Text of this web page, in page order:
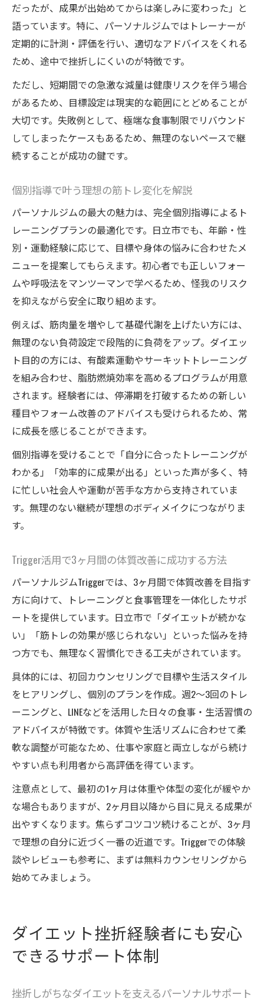
だったが、成果が出始めてからは楽しみに変わった」と
語っています。特に、パーソナルジムではトレーナーが
定期的に計測・評価を行い、適切なアドバイスをくれる
ため、途中で挫折しにくいのが特徴です。
ただし、短期間での急激な減量は健康リスクを伴う場合
があるため、目標設定は現実的な範囲にとどめることが
大切です。失敗例として、極端な食事制限でリバウンド
してしまったケースもあるため、無理のないペースで継
続することが成功の鍵です。
個別指導で叶う理想の筋トレ変化を解説
パーソナルジムの最大の魅力は、完全個別指導によるト
レーニングプランの最適化です。日立市でも、年齢・性
別・運動経験に応じて、目標や身体の悩みに合わせたメ
ニューを提案してもらえます。初心者でも正しいフォー
ムや呼吸法をマンツーマンで学べるため、怪我のリスク
を抑えながら安全に取り組めます。
例えば、筋肉量を増やして基礎代謝を上げたい方には、
無理のない負荷設定で段階的に負荷をアップ。ダイエッ
ト目的の方には、有酸素運動やサーキットトレーニング
を組み合わせ、脂肪燃焼効率を高めるプログラムが用意
されます。経験者には、停滞期を打破するための新しい
種目やフォーム改善のアドバイスも受けられるため、常
に成長を感じることができます。
個別指導を受けることで「自分に合ったトレーニングが
わかる」「効率的に成果が出る」といった声が多く、特
に忙しい社会人や運動が苦手な方から支持されていま
す。無理のない継続が理想のボディメイクにつながりま
す。
Trigger活用で3ヶ月間の体質改善に成功する方法
パーソナルジムTriggerでは、3ヶ月間で体質改善を目指す
方に向けて、トレーニングと食事管理を一体化したサポ
ートを提供しています。日立市で「ダイエットが続かな
い」「筋トレの効果が感じられない」といった悩みを持
つ方でも、無理なく習慣化できる工夫がされています。
具体的には、初回カウンセリングで目標や生活スタイル
をヒアリングし、個別のプランを作成。週2～3回のトレ
ーニングと、LINEなどを活用した日々の食事・生活習慣の
アドバイスが特徴です。体質や生活リズムに合わせて柔
軟な調整が可能なため、仕事や家庭と両立しながら続け
やすい点も利用者から高評価を得ています。
注意点として、最初の1ヶ月は体重や体型の変化が緩やか
な場合もありますが、2ヶ月目以降から目に見える成果が
出やすくなります。焦らずコツコツ続けることが、3ヶ月
で理想の自分に近づく一番の近道です。Triggerでの体験
談やレビューも参考に、まずは無料カウンセリングから
始めてみましょう。
ダイエット挫折経験者にも安心
できるサポート体制
挫折しがちなダイエットを支えるパーソナルサポート